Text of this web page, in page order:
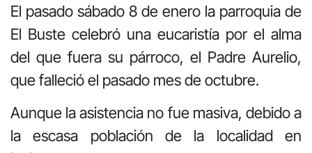
El pasado sábado 8 de enero la parroquia de
El Buste celebró una eucaristía por el alma
del que fuera su párroco, el Padre Aurelio,
que falleció el pasado mes de octubre.
Aunque la asistencia no fue masiva, debido a
la escasa población de la localidad en